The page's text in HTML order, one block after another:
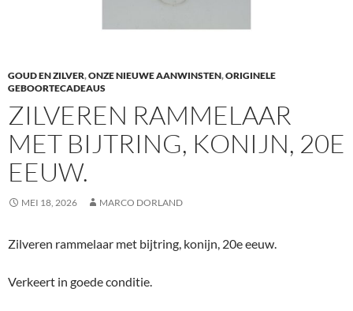
GOUD EN ZILVER,ONZE NIEUWE AANWINSTEN,ORIGINELE
GEBOORTECADEAUS
ZILVEREN RAMMELAAR
MET BIJTRING, KONIJN, 20E
EEUW.
MEI 18, 2026 MARCO DORLAND
Zilveren rammelaar met bijtring, konijn, 20e eeuw.
Verkeert in goede conditie.